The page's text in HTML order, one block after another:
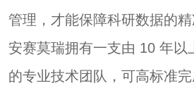
管理，才能保障科研数据的精
安赛莫瑞拥有一支由 10 年以
的专业技术团队，可高标准